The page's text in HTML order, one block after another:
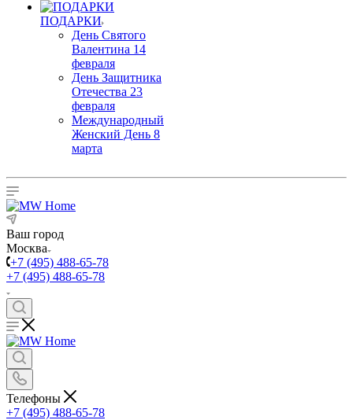
ПОДАРКИ
День Святого
Валентина 14
февраля
День Защитника
Отечества 23
февраля
Международный
Женский День 8
марта
Ваш город
Москва
+7 (495) 488-65-78
+7 (495) 488-65-78
Телефоны
+7 (495) 488-65-78